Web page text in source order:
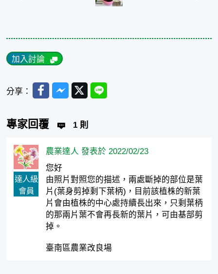
加入討論
分享： FacebookMessenger
TwitterLine
專家回覆 1 則
達人級
會員
農業達人 發表於 2022/02/23
您好
由照片對照您的描述，兩處斷掉的部位是葉
片(葉身剪掉剩下葉柄)，目前該植株的新葉
片會由植株的中心處持續長出來，只剩葉柄
的那兩片葉不會再長新的葉片，可由基部剪
掉。
臺南區農業改良場